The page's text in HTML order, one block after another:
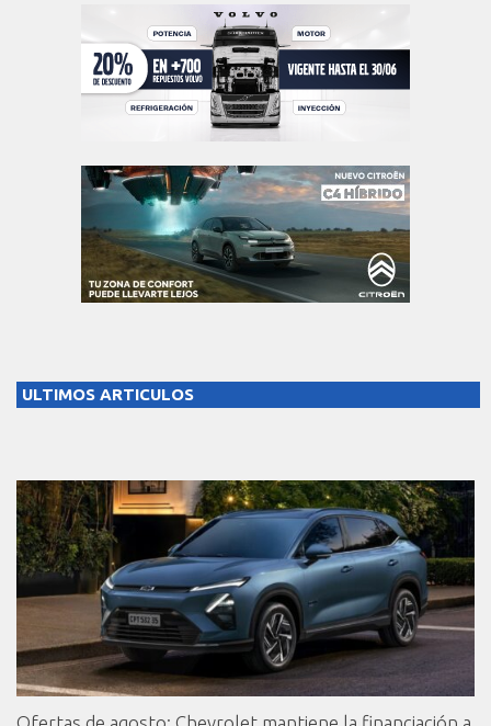
ULTIMOS ARTICULOS